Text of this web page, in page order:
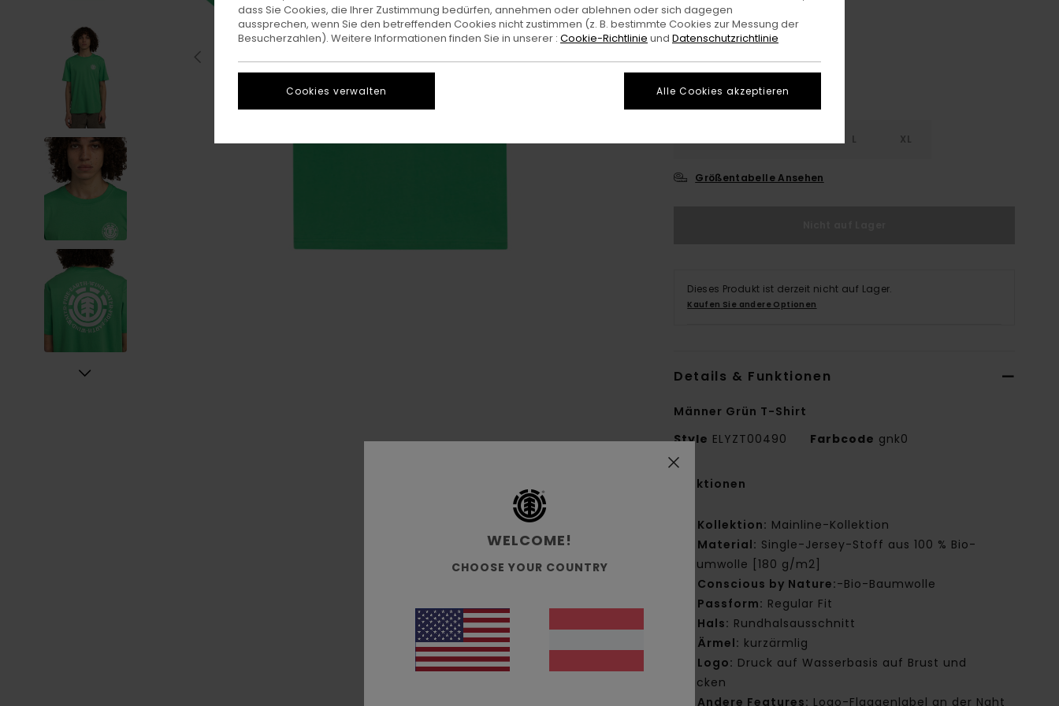
FarbeKelly Green
L XL
Größentabelle Ansehen
Dieses Produkt ist derzeit nicht auf Lager.
Kaufen Sie andere Optionen
Details & Funktionen
Männer Grün T-Shirt
Style ELYZT00490 Farbcode gnk0
Funktionen
Kollektion: Mainline-Kollektion
Material: Single-Jersey-Stoff aus 100 % Bio-
Baumwolle [180 g/m2]
Conscious by Nature:-Bio-Baumwolle
Passform: Regular Fit
Hals: Rundhalsausschnitt
Ärmel: kurzärmlig
Logo: Druck auf Wasserbasis auf Brust und
Rücken
Andere Features: Logo-Flaggenlabel an der Naht
WELCOME!
CHOOSE YOUR COUNTRY
dass Sie Cookies, die Ihrer Zustimmung bedürfen, annehmen oder ablehnen oder sich dagegen
aussprechen, wenn Sie den betreffenden Cookies nicht zustimmen (z. B. bestimmte Cookies zur Messung der
Besucherzahlen). Weitere Informationen finden Sie in unserer : Cookie-Richtlinie und Datenschutzrichtlinie
Cookies verwalten Alle Cookies akzeptieren